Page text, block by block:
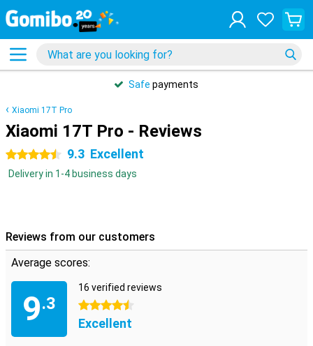
Safe payments
Xiaomi 17T Pro
Xiaomi 17T Pro - Reviews
4.5 stars 9.3 Excellent
Delivery in 1-4 business days
Reviews from our customers
Average scores:
9.3
16 verified reviews
4.5 stars
Excellent